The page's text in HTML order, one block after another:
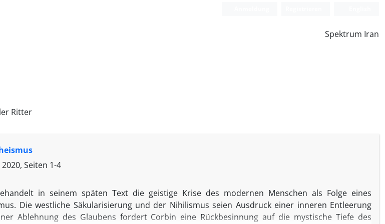
Spektrum Iran
Ritter
Seiten 1-4
in seinem späten Text die geistige Krise des modernen Menschen als Folge eines
Die westliche Säkularisierung und der Nihilismus seien Ausdruck einer inneren Entleerung
Ablehnung des Glaubens fordert Corbin eine Rückbesinnung auf die mystische Tiefe des